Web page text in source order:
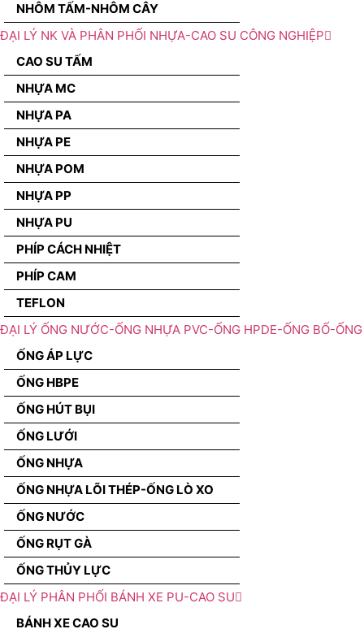
NHÔM TẤM-NHÔM CÂY
ĐẠI LÝ NK VÀ PHÂN PHỐI NHỰA-CAO SU CÔNG NGHIỆP
CAO SU TẤM
NHỰA MC
NHỰA PA
NHỰA PE
NHỰA POM
NHỰA PP
NHỰA PU
PHÍP CÁCH NHIỆT
PHÍP CAM
TEFLON
ĐẠI LÝ ỐNG NƯỚC-ỐNG NHỰA PVC-ỐNG HPDE-ỐNG BỐ-
ỐNG ÁP LỰC
ỐNG HBPE
ỐNG HÚT BỤI
ỐNG LƯỚI
ỐNG NHỰA
ỐNG NHỰA LÕI THÉP-ỐNG LÒ XO
ỐNG NƯỚC
ỐNG RỤT GÀ
ỐNG THỦY LỰC
ĐẠI LÝ PHÂN PHỐI BÁNH XE PU-CAO SU
BÁNH XE CAO SU